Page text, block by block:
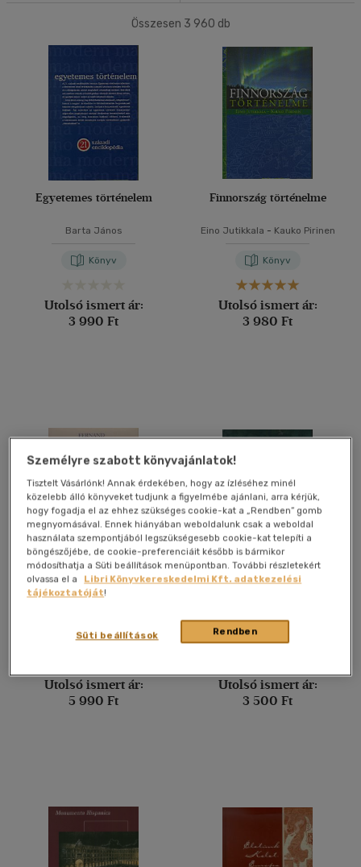
Korosztály szerint
10 - 14 év(1)
14 - 18 év(1)
mind(1)
Felnőtt(397)
Nyelv szerint
Magyar(328)
Angol (49)
Francia(9)
több nyelv megjelenítése
Vélemény szerint
(25)
(8)
(3)
(3)
Összesen 3 960 db
Egyetemes történelem
Barta János
Könyv
Utolsó ismert ár:
3 990 Ft
Finnország történelme
Eino Jutikkala - Kauko Pirinen
Könyv
Utolsó ismert ár:
3 980 Ft
Franciaország identitása II.
Könyv
Utolsó ismert ár:
5 990 Ft
Világuralmi téboly
Könyv
Utolsó ismert ár:
3 500 Ft
Személyre szabott könyvajánlatok!
Tisztelt Vásárlónk! Annak érdekében, hogy az ízléséhez minél
közelebb álló könyveket tudjunk a figyelmébe ajánlani, arra kérjük,
hogy fogadja el az ehhez szükséges cookie-kat a „Rendben” gomb
megnyomásával. Ennek hiányában weboldalunk csak a weboldal
használata szempontjából legszükségesebb cookie-kat telepíti a
böngészőjébe, de cookie-preferenciáit később is bármikor
módosíthatja a Süti beállítások menüpontban. További részletekért
olvassa el a
Libri Könyvkereskedelmi Kft. adatkezelési
tájékoztatóját!
Rendben
Süti beállítások